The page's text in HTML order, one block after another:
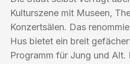
Kulturszene mit Museen,
Konzertsälen. Das
Hus bietet ein breit
Programm für Jung und Alt.